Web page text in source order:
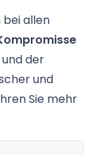
bei allen
der
und
Sie mehr